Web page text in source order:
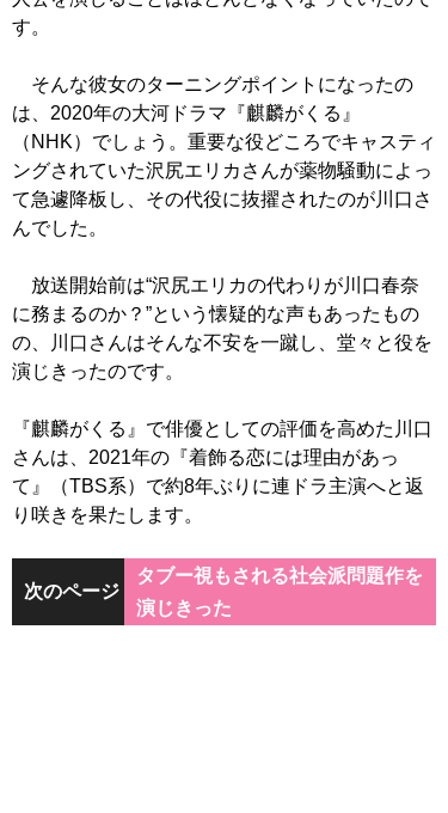
す。
そんな彼女のターニングポイントになったの
は、2020年の大河ドラマ『麒麟がくる』
（NHK）でしょう。重要な役どころでキャスティ
ングされていた沢尻エリカさんが薬物騒動によっ
て急遽降板し、その代役に抜擢されたのが川口さ
んでした。
放送開始前は“沢尻エリカの代わりが川口春奈
に務まるのか？”という懐疑的な声もあったもの
の、川口さんはそんな不安を一蹴し、堂々と役を
演じきったのです。
『麒麟がくる』で俳優としての評価を高めた川口
さんは、2021年の『着飾る恋には理由があっ
て』（TBS系）で約8年ぶりに連ドラ主演へと返
り咲きを果たします。
次のページ
タブー視もされる社会派問題作を
演じきった